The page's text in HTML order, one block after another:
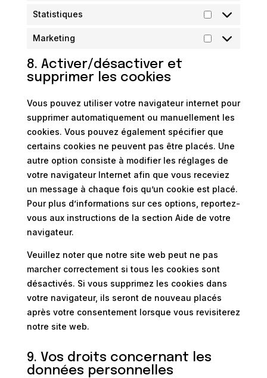
Statistiques
Statistiques
Marketing
Marketing
8. Activer/désactiver et
supprimer les cookies
Vous pouvez utiliser votre navigateur internet pour
supprimer automatiquement ou manuellement les
cookies. Vous pouvez également spécifier que
certains cookies ne peuvent pas être placés. Une
autre option consiste à modifier les réglages de
votre navigateur Internet afin que vous receviez
un message à chaque fois qu’un cookie est placé.
Pour plus d’informations sur ces options, reportez-
vous aux instructions de la section Aide de votre
navigateur.
Veuillez noter que notre site web peut ne pas
marcher correctement si tous les cookies sont
désactivés. Si vous supprimez les cookies dans
votre navigateur, ils seront de nouveau placés
après votre consentement lorsque vous revisiterez
notre site web.
9. Vos droits concernant les
données personnelles